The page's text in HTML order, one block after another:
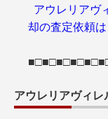
アウレリアヴ
却の査定依頼
アウレリアヴィ